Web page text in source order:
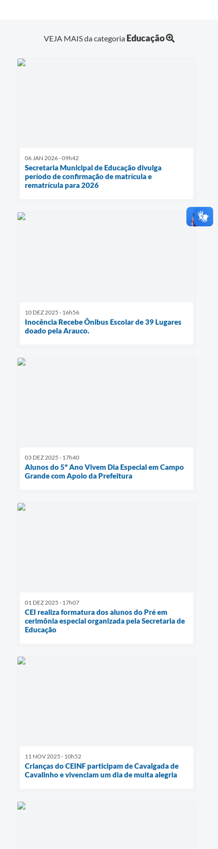
VEJA MAIS da categoria Educação
06 JAN 2026 - 09h42
Secretaria Municipal de Educação divulga
período de confirmação de matrícula e
rematrícula para 2026
10 DEZ 2025 - 16h56
Inocência Recebe Ônibus Escolar de 39 Lugares
doado pela Arauco.
03 DEZ 2025 - 17h40
Alunos do 5º Ano Vivem Dia Especial em Campo
Grande com Apoio da Prefeitura
01 DEZ 2025 - 17h07
CEI realiza formatura dos alunos do Pré em
cerimônia especial organizada pela Secretaria de
Educação
11 NOV 2025 - 10h52
Crianças do CEINF participam de Cavalgada de
Cavalinho e vivenciam um dia de muita alegria